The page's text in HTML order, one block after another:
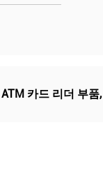
ATM 카드 리더 부품,